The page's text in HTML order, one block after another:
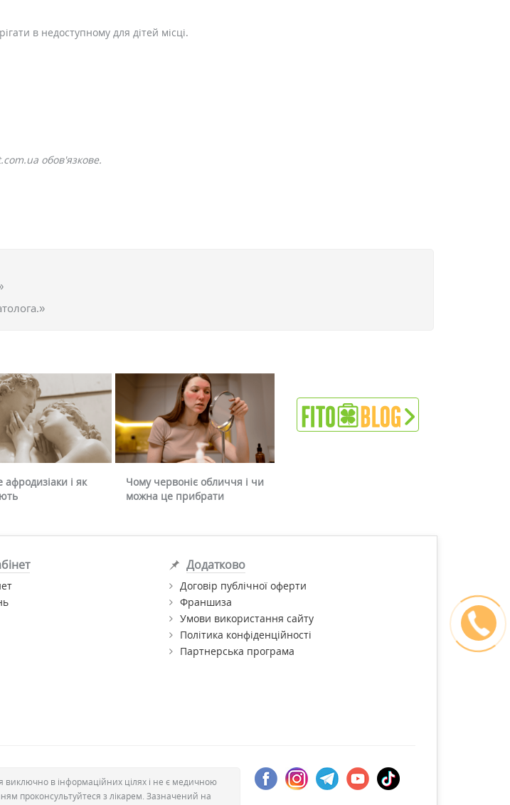
в недоступному для дітей місці.
обов'язкове.
і як
Чому червоніє обличчя і чи
можна це прибрати
Додатково
Договір публічної оферти
Франшиза
Умови використання сайту
Політика конфіденційності
Партнерська програма
виключно в інформаційних цілях і не є медичною
проконсультуйтеся з лікарем. Зазначений на